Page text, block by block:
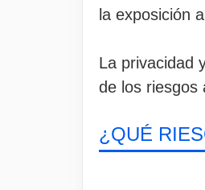
la exposición
La privacidad
de los riesgos
¿QUÉ